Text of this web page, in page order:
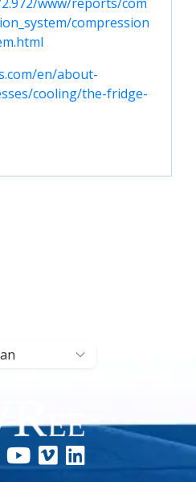
compression
en/about-
cooling/the-fridge-